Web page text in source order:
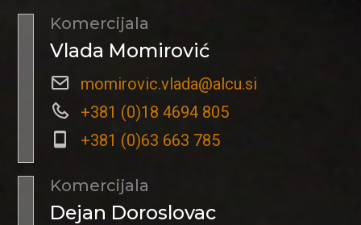
Komercijala
Vlada Momirović
momirovic.vlada@alcu.si
+381 (0)18 4694 805
+381 (0)63 663 785
Komercijala
Dejan Doroslovac